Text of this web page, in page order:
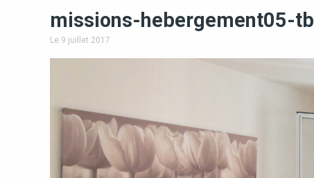
missions-hebergement05-tb
Le 9 juillet 2017